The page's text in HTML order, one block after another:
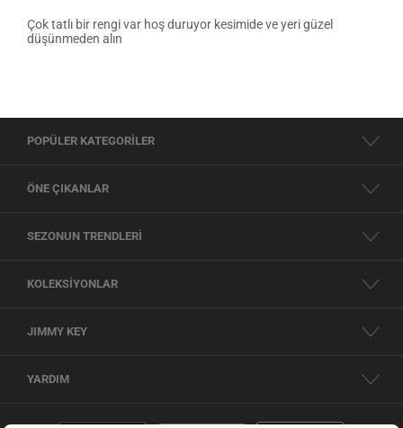
Çok tatlı bir rengi var hoş duruyor kesimide ve yeri güzel
düşünmeden alın
POPÜLER KATEGORİLER
ÖNE ÇIKANLAR
SEZONUN TRENDLERİ
KOLEKSİYONLAR
JIMMY KEY
YARDIM